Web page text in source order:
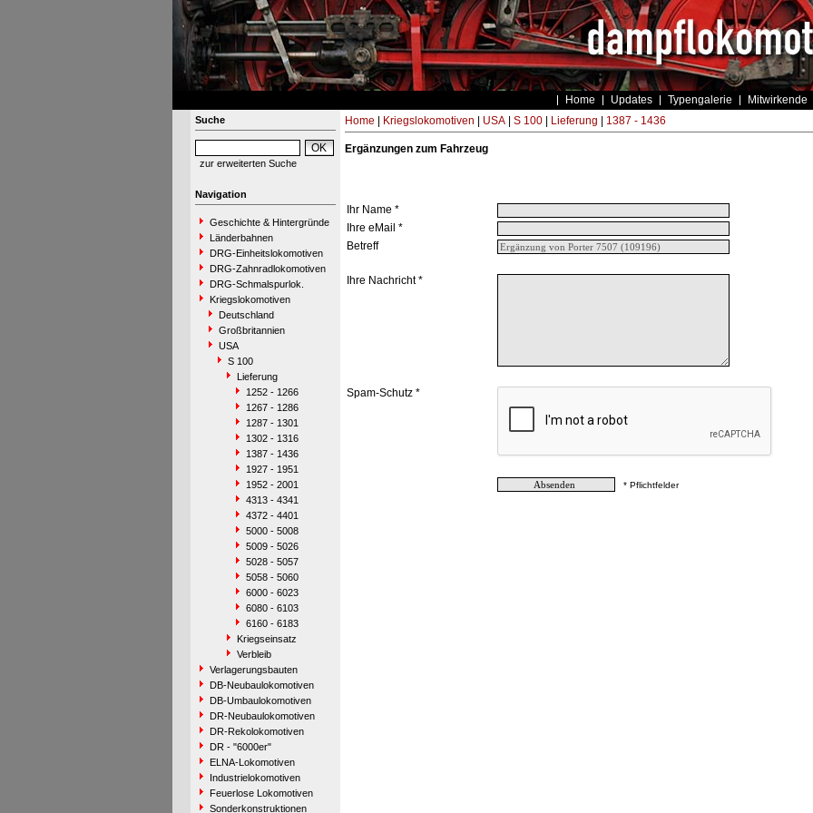
Home Updates Typengalerie Mitwirkende
Suche
zur erweiterten Suche
Navigation
Geschichte & Hintergründe
Länderbahnen
DRG-Einheitslokomotiven
DRG-Zahnradlokomotiven
DRG-Schmalspurlok.
Kriegslokomotiven
Deutschland
Großbritannien
USA
S 100
Lieferung
1252 - 1266
1267 - 1286
1287 - 1301
1302 - 1316
1387 - 1436
1927 - 1951
1952 - 2001
4313 - 4341
4372 - 4401
5000 - 5008
5009 - 5026
5028 - 5057
5058 - 5060
6000 - 6023
6080 - 6103
6160 - 6183
Kriegseinsatz
Verbleib
Verlagerungsbauten
DB-Neubaulokomotiven
DB-Umbaulokomotiven
DR-Neubaulokomotiven
DR-Rekolokomotiven
DR - "6000er"
ELNA-Lokomotiven
Industrielokomotiven
Feuerlose Lokomotiven
Sonderkonstruktionen
Home Kriegslokomotiven USA| S 100| Lieferung 1387 - 1436
Ergänzungen zum Fahrzeug
Ihr Name *
Ihre eMail *
Betreff
Ihre Nachricht *
Spam-Schutz *
* Pflichtfelder